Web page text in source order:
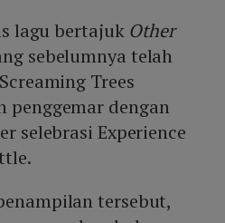
lagu bertajuk Other
sebelumnya telah
Trees
penggemar dengan
selebrasi Experience
tersebut,